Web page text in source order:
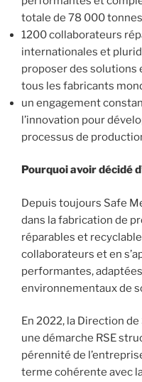
totale de 78 000
1200 collaborateurs
internationales et
proposer des solutions
tous les fabricants
un engagement
l’innovation pour
processus de
Pourquoi avoir décidé
Depuis toujours Safe
dans la fabrication de
réparables et
collaborateurs et en
performantes,
environnementaux de
En 2022, la Direction
une démarche RSE
pérennité de
terme cohérente avec